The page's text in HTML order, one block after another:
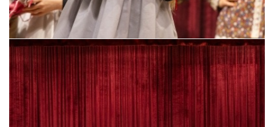
Pszczyna, 22 maja 2026 r.